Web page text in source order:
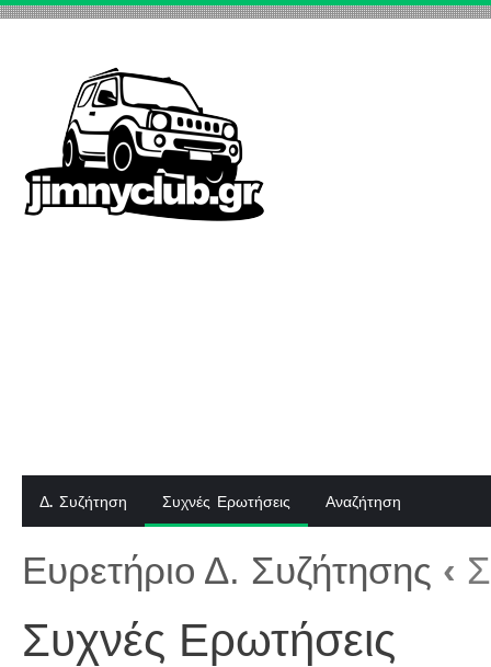
Δ. Συζήτηση Συχνές Ερωτήσεις Αναζήτηση
Ευρετήριο Δ. Συζήτησης ‹
Συχνές Ερωτήσεις